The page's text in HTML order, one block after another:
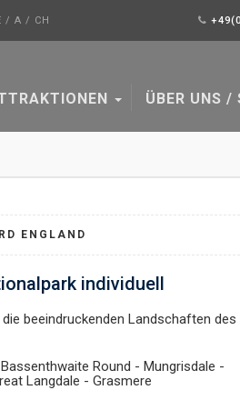
/ A / CH
ÜBER UNS /
ENGLAND
individuell
beeindruckenden Landschaften des
Round - Mungrisdale -
Langdale - Grasmere